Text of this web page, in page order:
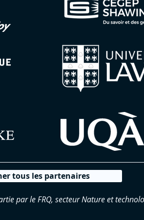
tous les partenaires
par le FRQ, secteur Nature et